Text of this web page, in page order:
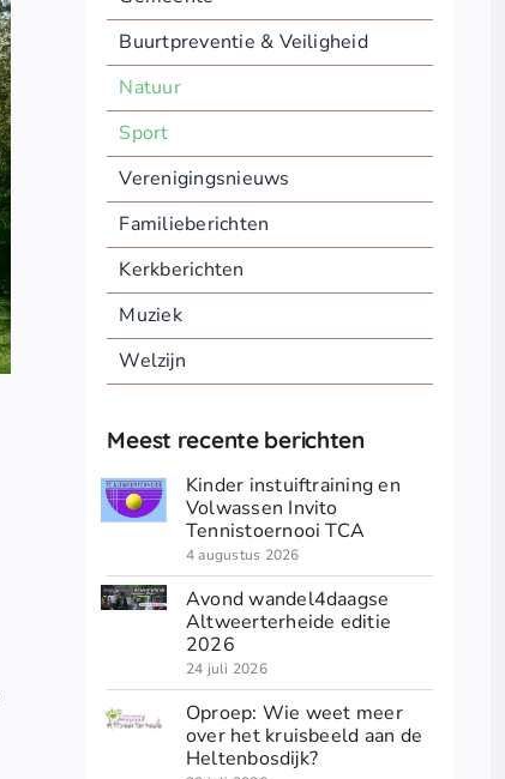
Buurtpreventie & Veiligheid
Natuur
Sport
Verenigingsnieuws
Familieberichten
Kerkberichten
Muziek
Welzijn
Meest recente berichten
Kinder instuiftraining en
Volwassen Invito
Tennistoernooi TCA
4 augustus 2026
Avond wandel4daagse
Altweerterheide editie
2026
24 juli 2026
Oproep: Wie weet meer
over het kruisbeeld aan de
Heltenbosdijk?